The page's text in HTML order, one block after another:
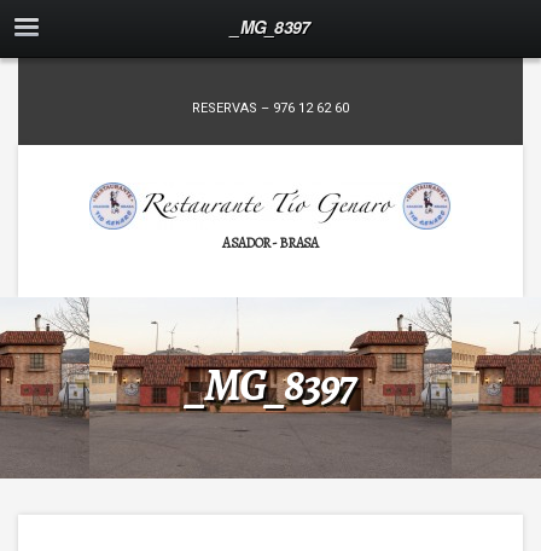
_MG_8397
RESERVAS – 976 12 62 60
ASADOR - BRASA
_MG_8397